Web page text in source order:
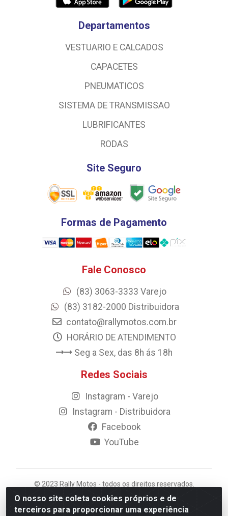
O nosso site coleta cookies próprios e de
terceiros para proporcionar uma experiência
Departamentos
VESTUARIO E CALCADOS
CAPACETES
PNEUMATICOS
SISTEMA DE TRANSMISSAO
LUBRIFICANTES
RODAS
Site Seguro
Formas de Pagamento
Fale Conosco
(83) 3063-3333 Varejo
(83) 3182-2000 Distribuidora
contato@rallymotos.com.br
HORÁRIO DE ATENDIMENTO
Seg a Sex, das 8h ás 18h
Redes Sociais
Instagram - Varejo
Instagram - Distribuidora
Facebook
YouTube
© 2023 Rally Motos - todos os direitos reservados.
Razão Social: Rally motos distribuidora, importadora e
transportadora de peças LTDA - CNPJ 09.262.859/0001-